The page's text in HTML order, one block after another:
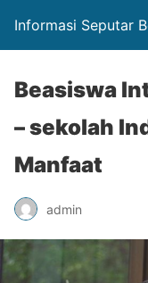
Informasi Seputar
Beasiswa
– sekolah
Manfaat
admin